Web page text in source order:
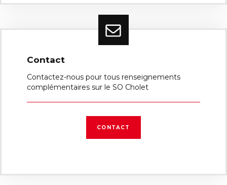
Contact
Contactez-nous pour tous renseignements
complémentaires sur le SO Cholet
CONTACT